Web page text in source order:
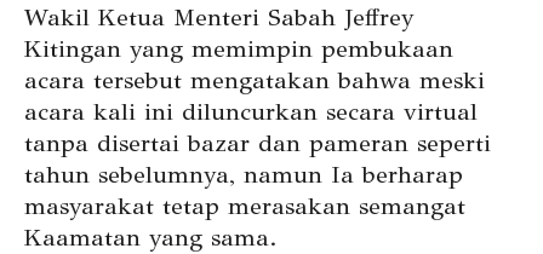
Wakil Ketua Menteri Sabah Jeffrey
Kitingan yang memimpin pembukaan
acara tersebut mengatakan bahwa meski
acara kali ini diluncurkan secara virtual
tanpa disertai bazar dan pameran seperti
tahun sebelumnya, namun Ia berharap
masyarakat tetap merasakan semangat
Kaamatan yang sama.